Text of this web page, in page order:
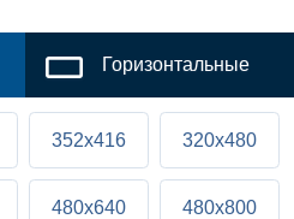
Горизонтальные
352x416 320x480
480x640 480x800